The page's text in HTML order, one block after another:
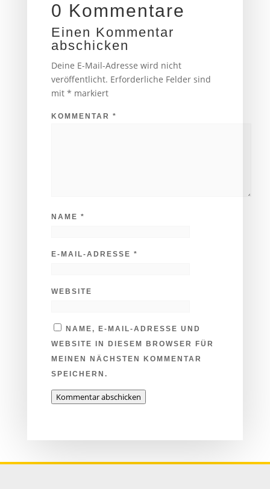
0 Kommentare
Einen Kommentar
abschicken
Deine E-Mail-Adresse wird nicht
veröffentlicht. Erforderliche Felder sind
mit * markiert
KOMMENTAR *
NAME *
E-MAIL-ADRESSE *
WEBSITE
NAME, E-MAIL-ADRESSE UND
WEBSITE IN DIESEM BROWSER FÜR
MEINEN NÄCHSTEN KOMMENTAR
SPEICHERN.
Kommentar abschicken